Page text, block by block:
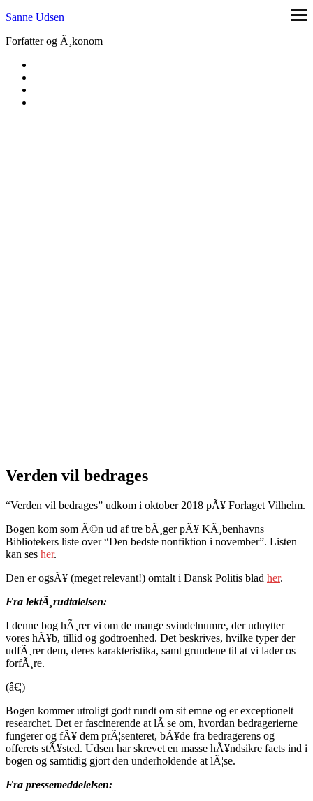
Skip
content
Sanne Udsen
Forfatter og Ã¸konom
Verden vil bedrages
“Verden vil bedrages” udkom i oktober 2018 pÃ¥ Forlaget Vilhelm.
Bogen kom som Ã©n ud af tre bÃ¸ger pÃ¥ KÃ¸benhavns
Bibliotekers liste over “Den bedste nonfiktion i november”. Listen
kan ses her.
Den er ogsÃ¥ (meget relevant!) omtalt i Dansk Politis blad her.
Fra lektÃ¸rudtalelsen:
I denne bog hÃ¸rer vi om de mange svindelnumre, der udnytter
vores hÃ¥b, tillid og godtroenhed. Det beskrives, hvilke typer der
udfÃ¸rer dem, deres karakteristika, samt grundene til at vi lader os
forfÃ¸re.
(â€¦)
Bogen kommer utroligt godt rundt om sit emne og er exceptionelt
researchet. Det er fascinerende at lÃ¦se om, hvordan bedragerierne
fungerer og fÃ¥ dem prÃ¦senteret, bÃ¥de fra bedragerens og
offerets stÃ¥sted. Udsen har skrevet en masse hÃ¥ndsikre facts ind i
bogen og samtidig gjort den underholdende at lÃ¦se.
Fra pressemeddelelsen: